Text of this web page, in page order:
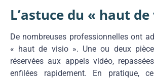
L’astuce du « haut
De nombreuses professionnelles ont
« haut de visio ». Une ou deux
réservées aux appels vidéo,
enfilées rapidement. En pratique,